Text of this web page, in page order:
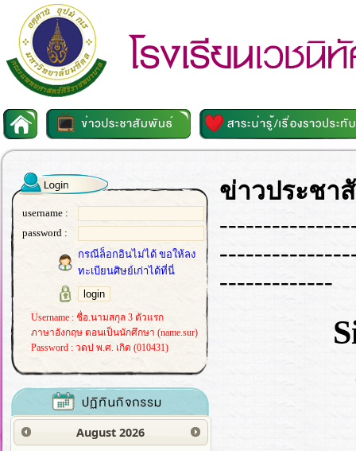
username :
password :
กรณีล็อกอินไม่ได้ ขอให้ลง
ทะเบียนศิษย์เก่าได้ที่นี่
Username : ชื่อ.นามสกุล 3 ตัวแรก
ภาษาอังกฤษ ตอนเป็นนักศึกษา (name.sur)
Password : วดป พ.ศ. เกิด (010431)
August 2026
ข่าวประชา
-------------